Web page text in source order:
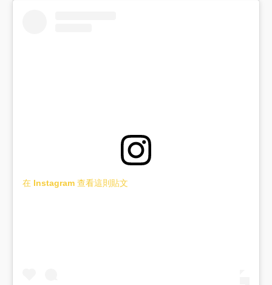
在 Instagram 查看這則貼文